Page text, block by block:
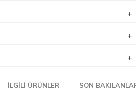
İLGILI ÜRÜNLER SON BAKILANLAR